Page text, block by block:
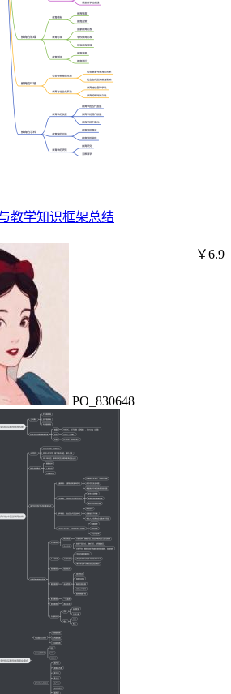
教学知识框架总结
PO_830648
￥6.9